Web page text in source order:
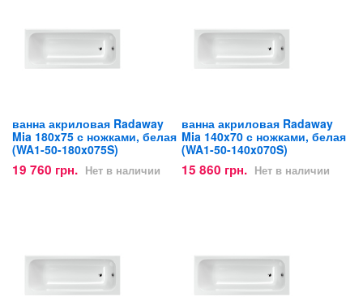
ванна акриловая Radaway
Mia 180x75 с ножками, белая
(WA1-50-180x075S)
19 760 грн. Нет в наличии
ванна акриловая Radaway
Mia 140x70 с ножками, белая
(WA1-50-140x070S)
15 860 грн. Нет в наличии